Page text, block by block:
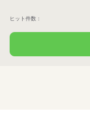
ヒット件数：